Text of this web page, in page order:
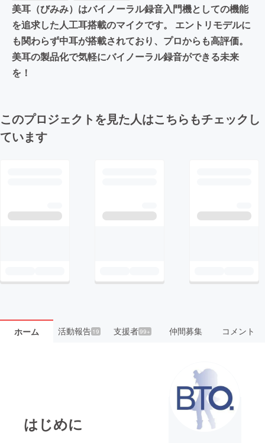
美耳（びみみ）はバイノーラル録音入門機としての機能
を追求した人工耳搭載のマイクです。 エントリモデルに
も関わらず中耳が搭載されており、プロからも高評価。
美耳の製品化で気軽にバイノーラル録音ができる未来
を！
このプロジェクトを見た人はこちらもチェックし
ています
ホーム 活動報告19 支援者99+ 仲間募集 コメント
はじめに